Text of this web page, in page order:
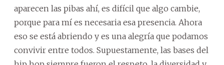
aparecen las pibas ahí, es difícil que algo cambie,
porque para mí es necesaria esa presencia. Ahora
eso se está abriendo y es una alegría que podamos
convivir entre todos. Supuestamente, las bases del